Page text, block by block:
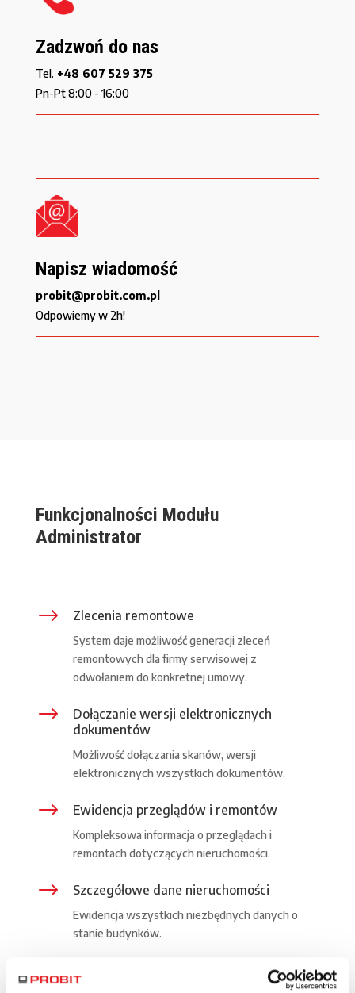
Zadzwoń do nas
Tel. +48 607 529 375
Pn-Pt 8:00 - 16:00
Napisz wiadomość
probit@probit.com.pl
Odpowiemy w 2h!
Funkcjonalności Modułu
Administrator
$ Zlecenia remontowe
System daje możliwość generacji zleceń
remontowych dla firmy serwisowej z
odwołaniem do konkretnej umowy.
$
Dołączanie wersji elektronicznych
dokumentów
Możliwość dołączania skanów, wersji
elektronicznych wszystkich dokumentów.
$ Ewidencja przeglądów i remontów
Kompleksowa informacja o przeglądach i
remontach dotyczących nieruchomości.
$ Szczegółowe dane nieruchomości
Ewidencja wszystkich niezbędnych danych o
stanie budynków.